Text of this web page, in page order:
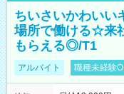
ちいさいかわいい
場所で働ける☆来
もらえる◎/T1
アルバイト 職種未経験